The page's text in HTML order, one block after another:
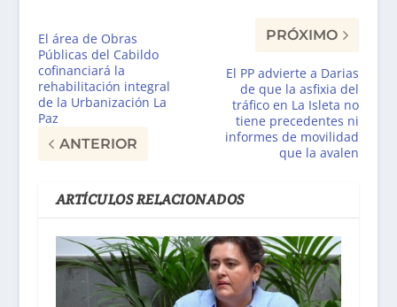
El área de Obras
Públicas del Cabildo
cofinanciará la
rehabilitación integral
de la Urbanización La
Paz
ANTERIOR
PRÓXIMO
El PP advierte a Darias
de que la asfixia del
tráfico en La Isleta no
tiene precedentes ni
informes de movilidad
que la avalen
ARTÍCULOS RELACIONADOS